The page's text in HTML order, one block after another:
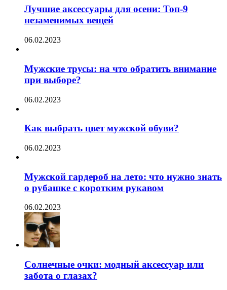
Лучшие аксессуары для осени: Топ-9
незаменимых вещей
06.02.2023
Мужские трусы: на что обратить внимание
при выборе?
06.02.2023
Как выбрать цвет мужской обуви?
06.02.2023
Мужской гардероб на лето: что нужно знать
о рубашке с коротким рукавом
06.02.2023
Солнечные очки: модный аксессуар или
забота о глазах?